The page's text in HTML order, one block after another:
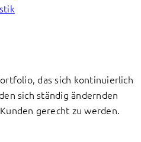
das sich kontinuierlich
sich ständig ändernden
gerecht zu werden.